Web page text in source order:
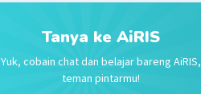
Tanya ke AiRIS
Yuk, cobain chat dan belajar bareng AiRIS,
teman pintarmu!